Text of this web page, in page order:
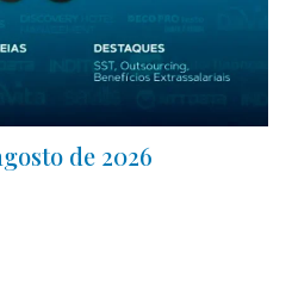
de 2026